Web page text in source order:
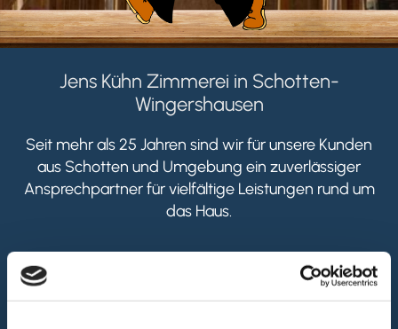
Jens Kühn Zimmerei in Schotten-
Wingershausen
Seit mehr als 25 Jahren sind wir für unsere Kunden
aus Schotten und Umgebung ein zuverlässiger
Ansprechpartner für vielfältige Leistungen rund um
das Haus.
Ihnen ein umfangreiches Portfolio anzubieten. Sie erhalten bei